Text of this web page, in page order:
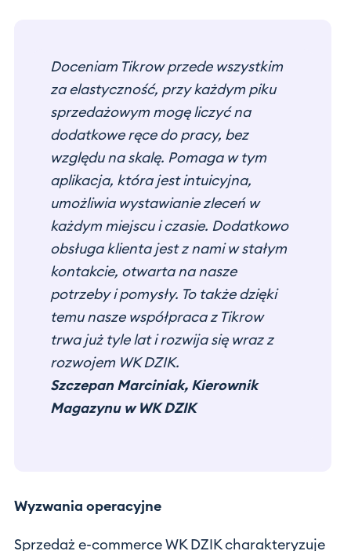
Doceniam Tikrow przede wszystkim
za elastyczność, przy każdym piku
sprzedażowym mogę liczyć na
dodatkowe ręce do pracy, bez
względu na skalę. Pomaga w tym
aplikacja, która jest intuicyjna,
umożliwia wystawianie zleceń w
każdym miejscu i czasie. Dodatkowo
obsługa klienta jest z nami w stałym
kontakcie, otwarta na nasze
potrzeby i pomysły. To także dzięki
temu nasze współpraca z Tikrow
trwa już tyle lat i rozwija się wraz z
rozwojem WK DZIK.
Szczepan Marciniak, Kierownik
Magazynu w WK DZIK
Wyzwania operacyjne
Sprzedaż e-commerce WK DZIK charakteryzuje